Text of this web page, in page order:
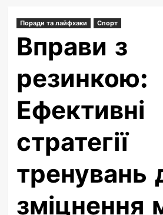
Поради та лайфхаки Спорт
Вправи з
резинкою:
Ефективні
стратегії
тренувань
зміцнення